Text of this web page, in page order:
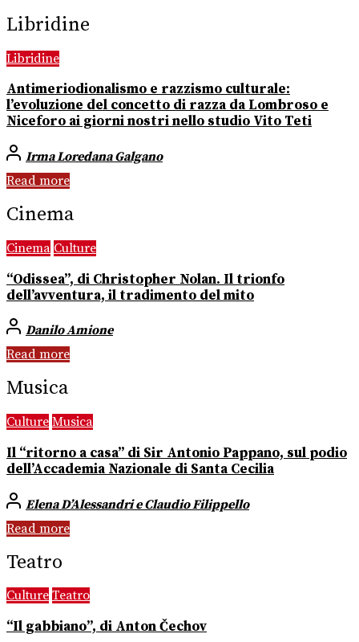
Libridine
Libridine
Antimeriodionalismo e razzismo culturale:
l’evoluzione del concetto di razza da Lombroso e
Niceforo ai giorni nostri nello studio Vito Teti
Irma Loredana Galgano
Read more
Cinema
Cinema Culture
“Odissea”, di Christopher Nolan. Il trionfo
dell’avventura, il tradimento del mito
Danilo Amione
Read more
Musica
Culture Musica
Il “ritorno a casa” di Sir Antonio Pappano, sul podio
dell’Accademia Nazionale di Santa Cecilia
Elena D’Alessandri e Claudio Filippello
Read more
Teatro
Culture Teatro
“Il gabbiano”, di Anton Čechov